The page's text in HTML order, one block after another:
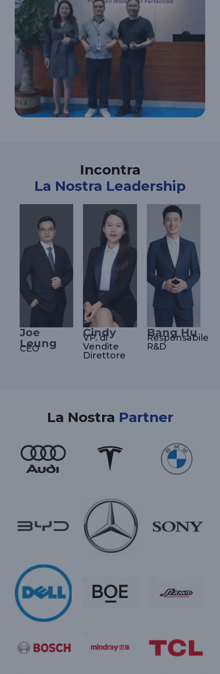
Incontra
La Nostra Leadership
Joe
Leung
CEO
Cindy
VP. di
Vendite
Direttore
Bang Hu
Responsabile
R&D
La Nostra Partner